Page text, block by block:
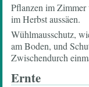
Pflanzen im Zimmer
im Herbst aussäen.
Wühlmausschutz,
am Boden, und
Zwischendurch
Ernte